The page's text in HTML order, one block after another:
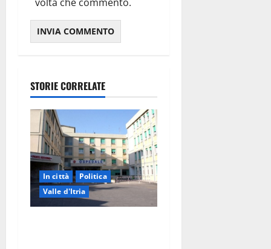
STORIE CORRELATE
In città
Politica
Valle d'Itria